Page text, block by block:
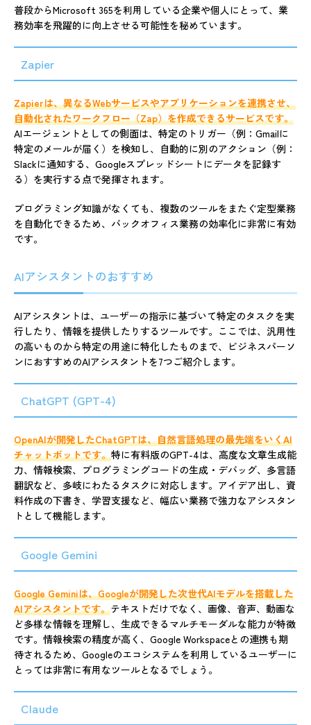
普段からMicrosoft 365を利用している企業や個人にとって、業
務効率を飛躍的に向上させる可能性を秘めています。
Zapier
Zapierは、異なるWebサービスやアプリケーションを連携させ、
自動化されたワークフロー（Zap）を作成できるサービスです。
AIエージェントとしての側面は、特定のトリガー（例：Gmailに
特定のメールが届く）を検知し、自動的に別のアクション（例：
Slackに通知する、Googleスプレッドシートにデータを記録す
る）を実行する点で発揮されます。
プログラミング知識がなくても、複数のツールをまたぐ定型業務
を自動化できるため、バックオフィス業務の効率化に非常に有効
です。
AIアシスタントのおすすめ
AIアシスタントは、ユーザーの指示に基づいて特定のタスクを実
行したり、情報を提供したりするツールです。ここでは、汎用性
の高いものから特定の用途に特化したものまで、ビジネスパーソ
ンにおすすめのAIアシスタントを7つご紹介します。
ChatGPT (GPT-4)
OpenAIが開発したChatGPTは、自然言語処理の最先端をいくAI
チャットボットです。特に有料版のGPT-4は、高度な文章生成能
力、情報検索、プログラミングコードの生成・デバッグ、多言語
翻訳など、多岐にわたるタスクに対応します。アイデア出し、資
料作成の下書き、学習支援など、幅広い業務で強力なアシスタン
トとして機能します。
Google Gemini
Google Geminiは、Googleが開発した次世代AIモデルを搭載した
AIアシスタントです。テキストだけでなく、画像、音声、動画な
ど多様な情報を理解し、生成できるマルチモーダルな能力が特徴
です。情報検索の精度が高く、Google Workspaceとの連携も期
待されるため、Googleのエコシステムを利用しているユーザーに
とっては非常に有用なツールとなるでしょう。
Claude